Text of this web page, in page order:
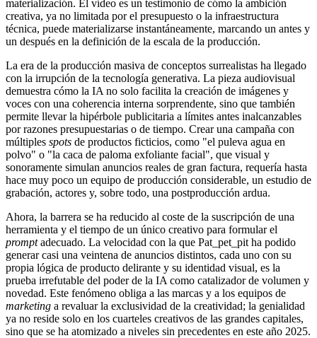
materialización. El vídeo es un testimonio de cómo la ambición
creativa, ya no limitada por el presupuesto o la infraestructura
técnica, puede materializarse instantáneamente, marcando un antes y
un después en la definición de la escala de la producción.
La era de la producción masiva de conceptos surrealistas ha llegado
con la irrupción de la tecnología generativa. La pieza audiovisual
demuestra cómo la IA no solo facilita la creación de imágenes y
voces con una coherencia interna sorprendente, sino que también
permite llevar la hipérbole publicitaria a límites antes inalcanzables
por razones presupuestarias o de tiempo. Crear una campaña con
múltiples spots de productos ficticios, como "el puleva agua en
polvo" o "la caca de paloma exfoliante facial", que visual y
sonoramente simulan anuncios reales de gran factura, requería hasta
hace muy poco un equipo de producción considerable, un estudio de
grabación, actores y, sobre todo, una postproducción ardua.
Ahora, la barrera se ha reducido al coste de la suscripción de una
herramienta y el tiempo de un único creativo para formular el
promptadecuado. La velocidad con la que Pat_pet_pit ha podido
generar casi una veintena de anuncios distintos, cada uno con su
propia lógica de producto delirante y su identidad visual, es la
prueba irrefutable del poder de la IA como catalizador de volumen y
novedad. Este fenómeno obliga a las marcas y a los equipos de
marketing a revaluar la exclusividad de la creatividad; la genialidad
ya no reside solo en los cuarteles creativos de las grandes capitales,
sino que se ha atomizado a niveles sin precedentes en este año 2025.